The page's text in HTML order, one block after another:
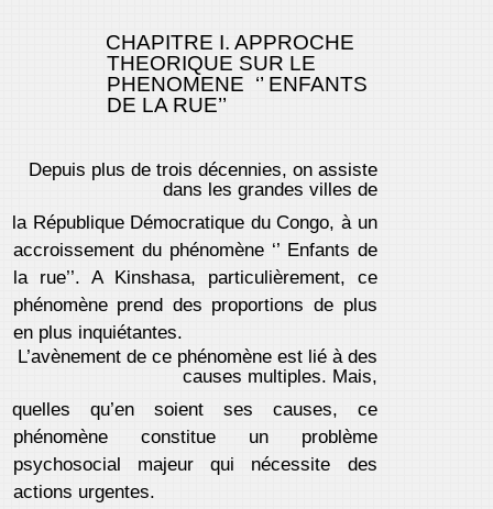
CHAPITRE I. APPROCHE
THEORIQUE SUR LE
PHENOMENE ‘’ ENFANTS
DE LA RUE’’
Depuis plus de trois décennies, on assiste
dans les grandes villes de
la République Démocratique du Congo, à un
accroissement du phénomène ‘’ Enfants de
la rue’’. A Kinshasa, particulièrement, ce
phénomène prend des proportions de plus
en plus inquiétantes.
L’avènement de ce phénomène est lié à des
causes multiples. Mais,
quelles qu’en soient ses causes, ce
phénomène constitue un problème
psychosocial majeur qui nécessite des
actions urgentes.